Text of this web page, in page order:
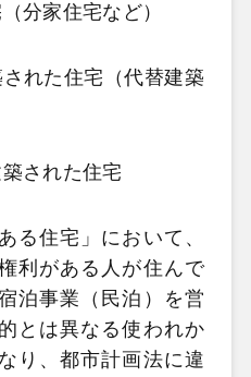
分家住宅など）
れた住宅（代替建築
された住宅
る住宅」において、
利がある人が住んで
泊事業（民泊）を営
とは異なる使われか
り、都市計画法に違